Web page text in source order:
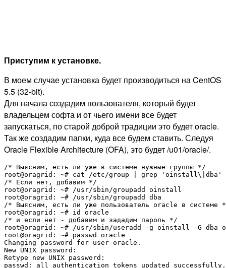
Приступим к установке.
В моем случае установка будет производиться на CentOS
5.5 (32-bit).
Для начала создадим пользователя, который будет
владельцем софта и от чьего имени все будет
запускаться, по старой доброй традиции это будет oracle.
Так же создадим папки, куда все будем ставить. Следуя
Oracle Flexible Architecture (OFA), это будет /u01/oracle/.
/* Выясним, есть ли уже в системе нужные группы */
root@oragrid: ~# cat /etc/group | grep 'oinstall\|dba'
/* Если нет, добавим */
root@oragrid: ~# /usr/sbin/groupadd oinstall
root@oragrid: ~# /usr/sbin/groupadd dba
/* Выясним, есть ли уже пользователь oracle в системе
root@oragrid: ~# id oracle
/* и если нет - добавим и зададим пароль */
root@oragrid: ~# /usr/sbin/useradd -g oinstall -G dba
root@oragrid: ~# passwd oracle
Changing password for user oracle.
New UNIX password:
Retype new UNIX password:
passwd: all authentication tokens updated successfully.